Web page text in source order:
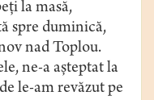
la masă,
spre duminică,
nad Toplou.
ne-a aşteptat la
le-am revăzut pe